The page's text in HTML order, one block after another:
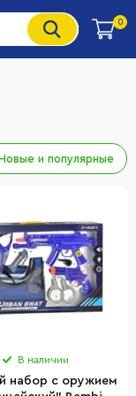
0
и популярные
В наличии
набор с оружием